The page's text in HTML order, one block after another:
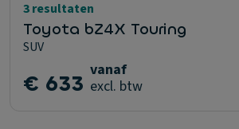
3 resultaten
Toyota bZ4X Touring
SUV
€ 633 vanaf
excl. btw